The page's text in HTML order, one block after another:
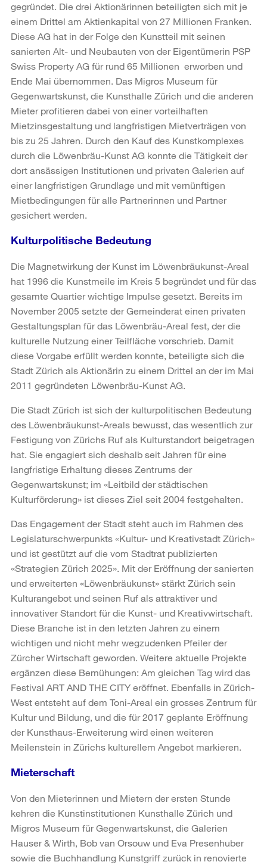
gegründet. Die drei Aktionärinnen beteiligten sich mit je
einem Drittel am Aktienkapital von 27 Millionen Franken.
Diese AG hat in der Folge den Kunstteil mit seinen
sanierten Alt- und Neubauten von der Eigentümerin PSP
Swiss Property AG für rund 65 Millionen erworben und
Ende Mai übernommen. Das Migros Museum für
Gegenwartskunst, die Kunsthalle Zürich und die anderen
Mieter profitieren dabei von einer vorteilhaften
Mietzinsgestaltung und langfristigen Mietverträgen von
bis zu 25 Jahren. Durch den Kauf des Kunstkomplexes
durch die Löwenbräu-Kunst AG konnte die Tätigkeit der
dort ansässigen Institutionen und privaten Galerien auf
einer langfristigen Grundlage und mit vernünftigen
Mietbedingungen für alle Partnerinnen und Partner
gesichert werden.
Kulturpolitische Bedeutung
Die Magnetwirkung der Kunst im Löwenbräukunst-Areal
hat 1996 die Kunstmeile im Kreis 5 begründet und für das
gesamte Quartier wichtige Impulse gesetzt. Bereits im
November 2005 setzte der Gemeinderat einen privaten
Gestaltungsplan für das Löwenbräu-Areal fest, der die
kulturelle Nutzung einer Teilfläche vorschrieb. Damit
diese Vorgabe erfüllt werden konnte, beteiligte sich die
Stadt Zürich als Aktionärin zu einem Drittel an der im Mai
2011 gegründeten Löwenbräu-Kunst AG.
Die Stadt Zürich ist sich der kulturpolitischen Bedeutung
des Löwenbräukunst-Areals bewusst, das wesentlich zur
Festigung von Zürichs Ruf als Kulturstandort beigetragen
hat. Sie engagiert sich deshalb seit Jahren für eine
langfristige Erhaltung dieses Zentrums der
Gegenwartskunst; im «Leitbild der städtischen
Kulturförderung» ist dieses Ziel seit 2004 festgehalten.
Das Engagement der Stadt steht auch im Rahmen des
Legislaturschwerpunkts «Kultur- und Kreativstadt Zürich»
und ist gestützt auf die vom Stadtrat publizierten
«Strategien Zürich 2025». Mit der Eröffnung der sanierten
und erweiterten «Löwenbräukunst» stärkt Zürich sein
Kulturangebot und seinen Ruf als attraktiver und
innovativer Standort für die Kunst- und Kreativwirtschaft.
Diese Branche ist in den letzten Jahren zu einem
wichtigen und nicht mehr wegzudenken Pfeiler der
Zürcher Wirtschaft geworden. Weitere aktuelle Projekte
ergänzen diese Bemühungen: Am gleichen Tag wird das
Festival ART AND THE CITY eröffnet. Ebenfalls in Zürich-
West entsteht auf dem Toni-Areal ein grosses Zentrum für
Kultur und Bildung, und die für 2017 geplante Eröffnung
der Kunsthaus-Erweiterung wird einen weiteren
Meilenstein in Zürichs kulturellem Angebot markieren.
Mieterschaft
Von den Mieterinnen und Mietern der ersten Stunde
kehren die Kunstinstitutionen Kunsthalle Zürich und
Migros Museum für Gegenwartskunst, die Galerien
Hauser & Wirth, Bob van Orsouw und Eva Presenhuber
sowie die Buchhandlung Kunstgriff zurück in renovierte